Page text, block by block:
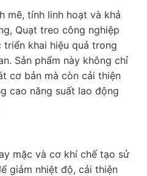
mẽ, tính linh hoạt và khả
Quạt treo công nghiệp
khai hiệu quả trong
Sản phẩm này không chỉ
cơ bản mà còn cải thiện
cao năng suất lao động
mặc và cơ khí chế tạo sử
giảm nhiệt độ, cải thiện